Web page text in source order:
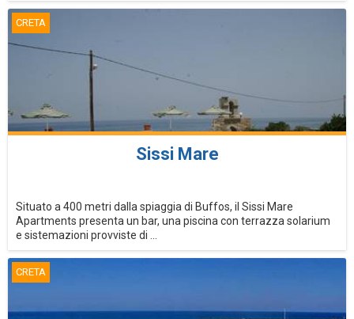
CRETA
Sissi Mare
Situato a 400 metri dalla spiaggia di Buffos, il Sissi Mare
Apartments presenta un bar, una piscina con terrazza solarium
e sistemazioni provviste di ...
CRETA